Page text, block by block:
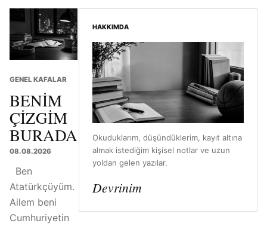
GENEL KAFALAR
BENIM
ÇIZGIM
BURADA
08.08.2026
Ben
Atatürkçüyüm.
Ailem beni
Cumhuriyetin
HAKKIMDA
Okuduklarım, düşündüklerim, kayıt altına
almak istediğim kişisel notlar ve uzun
yoldan gelen yazılar.
Devrinim